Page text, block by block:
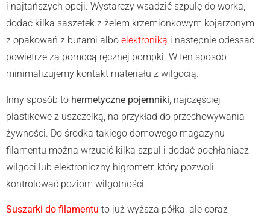
i najtańszych opcji. Wystarczy wsadzić szpulę do worka,
dodać kilka saszetek z żelem krzemionkowym kojarzonym
z opakowań z butami albo elektroniką i następnie odessać
powietrze za pomocą ręcznej pompki. W ten sposób
minimalizujemy kontakt materiału z wilgocią.
Inny sposób to hermetyczne pojemniki , najczęściej
plastikowe z uszczelką, na przykład do przechowywania
żywności. Do środka takiego domowego magazynu
filamentu można wrzucić kilka szpul i dodać pochłaniacz
wilgoci lub elektroniczny higrometr, który pozwoli
kontrolować poziom wilgotności.
Suszarki do filamentu to już wyższa półka, ale coraz